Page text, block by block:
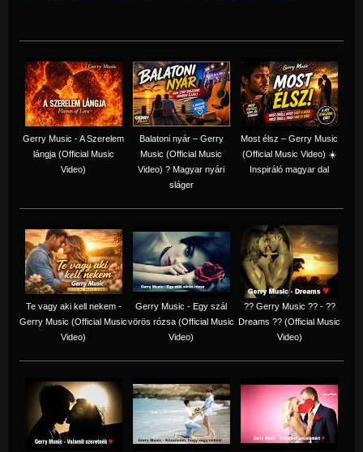
Gerry Music - A Szerelem
lángja (Official Music
Video)
Balatoni nyár – Gerry
Music (Official Music
Video) ? Magyar nyári
sláger
Most élsz – Gerry Music
(Official Music Video) ☀️
Inspiráló magyar dal
Te vagy aki kell nekem -
Gerry Music (Official Music
Video)
Gerry Music - Egy szál
vörös rózsa (Official Music
Video)
?? Gerry Music ?? - ??
Dreams ?? (Official Music
Video)